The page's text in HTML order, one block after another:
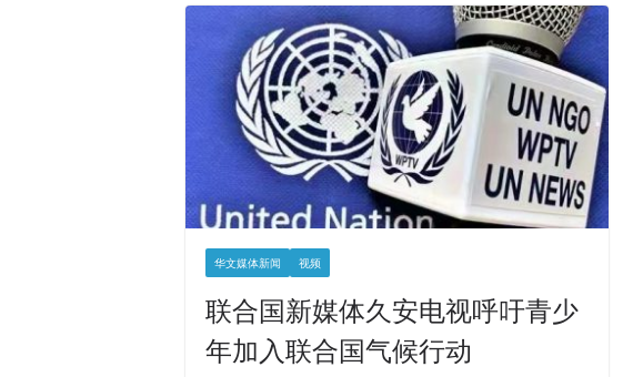
华文媒体新闻 视频
联合国新媒体久安电视呼吁青少
年加入联合国气候行动